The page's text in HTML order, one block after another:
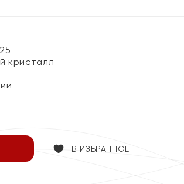
кристалл
В ИЗБРАННОЕ